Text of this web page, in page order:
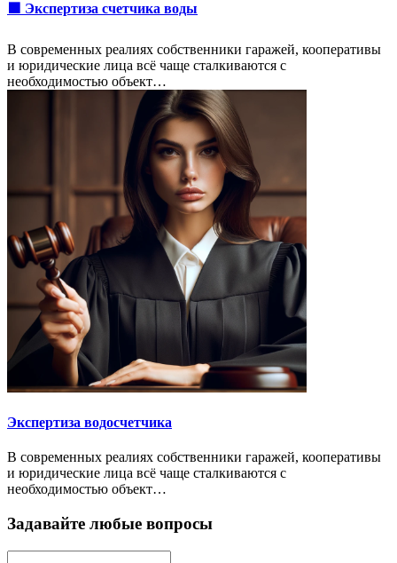
🟩 Экспертиза счетчика воды
В современных реалиях собственники гаражей, кооперативы
и юридические лица всё чаще сталкиваются с
необходимостью объект…
Экспертиза водосчетчика
В современных реалиях собственники гаражей, кооперативы
и юридические лица всё чаще сталкиваются с
необходимостью объект…
Задавайте любые вопросы